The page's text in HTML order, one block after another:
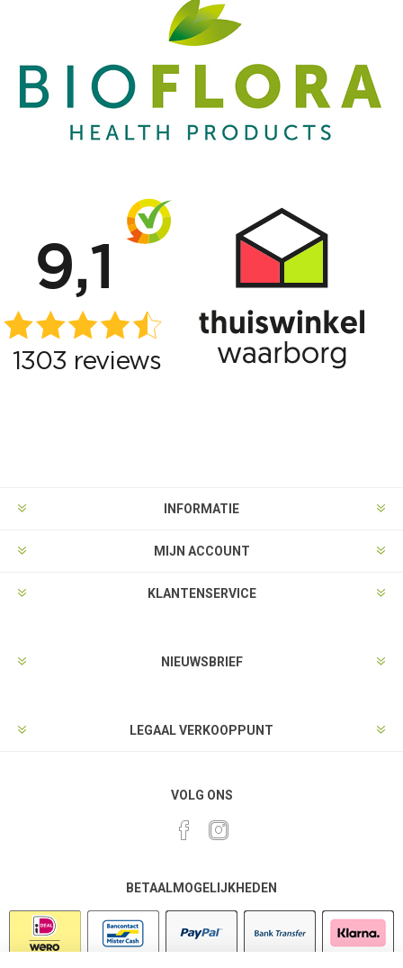
INFORMATIE
MIJN ACCOUNT
KLANTENSERVICE
NIEUWSBRIEF
LEGAAL VERKOOPPUNT
VOLG ONS
BETAALMOGELIJKHEDEN